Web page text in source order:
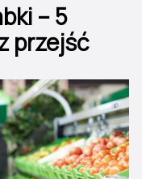
– 5
przejść